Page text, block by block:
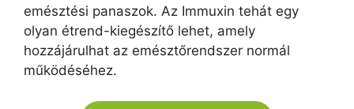
emésztési panaszok. Az Immuxin tehát egy
olyan étrend-kiegészítő lehet, amely
hozzájárulhat az emésztőrendszer normál
működéséhez.